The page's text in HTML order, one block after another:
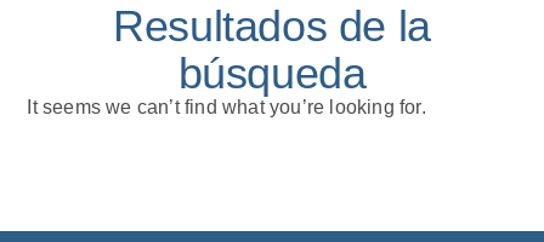
Resultados de la
búsqueda
It seems we can’t find what you’re looking for.